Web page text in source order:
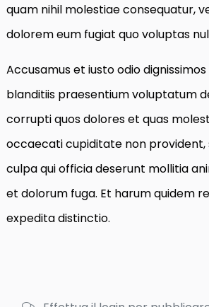
quam nihil molestiae consequatur,
dolorem eum fugiat quo voluptas
Accusamus et iusto odio
blanditiis praesentium voluptatum
corrupti quos dolores et quas
occaecati cupiditate non provident,
culpa qui officia deserunt mollitia
et dolorum fuga. Et harum quidem
expedita distinctio.